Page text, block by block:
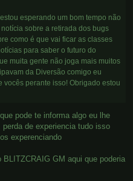
esperando um bom tempo não
sobre a retirada dos bugs
como é que vai ficar as classes
para saber o futuro do
muita gente não joga mais muitos
da Diversão comigo eu
perante isso! Obrigado estou
pode te informa algo eu lhe
de experiencia tudo isso
experenciando
GM aqui que poderia